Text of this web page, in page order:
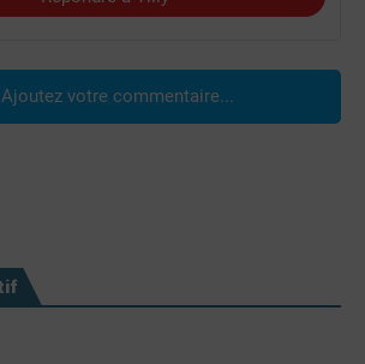
Ajoutez votre commentaire...